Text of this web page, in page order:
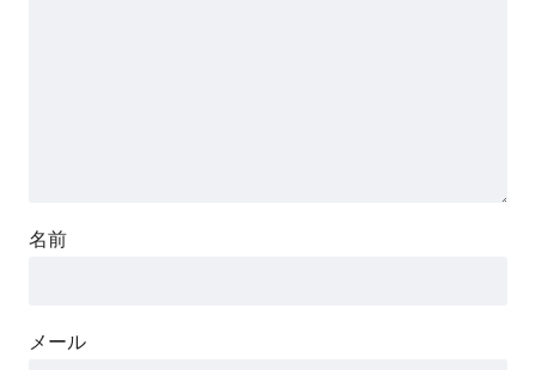
名前
メール